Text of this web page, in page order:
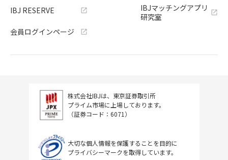
IBJ RESERVE
会員ログインページ
IBJマッチングアプリ
研究室
株式会社IBJは、東京証券取引所
プライム市場に上場しております。
（証券コード：6071）
大切な個人情報を保護することを目的に
プライバシーマークを取得しています。